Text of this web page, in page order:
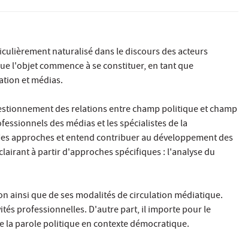
naturalisé dans le discours des acteurs
l'objet commence à se constituer, en tant que
et médias.
des relations entre champ politique et champ
des médias et les spécialistes de la
approches et entend contribuer au développement des
à partir d'approches spécifiques : l'analyse du
ainsi que de ses modalités de circulation médiatique.
professionnelles. D'autre part, il importe pour le
la parole politique en contexte démocratique.